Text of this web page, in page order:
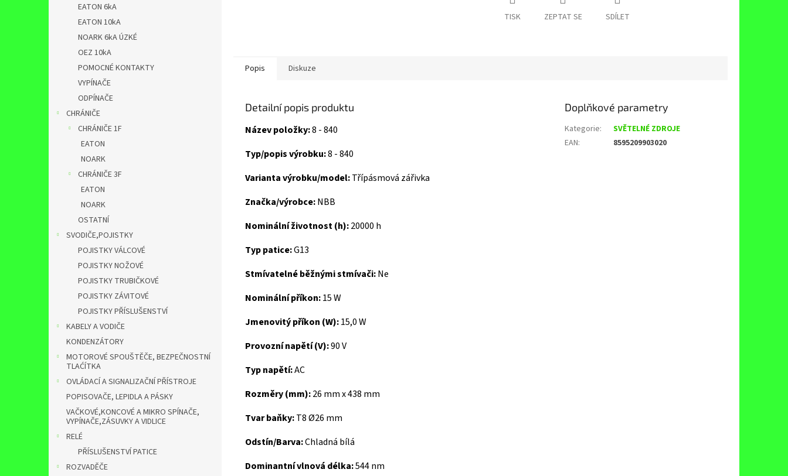
EATON 6kA
EATON 10kA
NOARK 6kA ÚZKÉ
OEZ 10kA
POMOCNÉ KONTAKTY
VYPÍNAČE
ODPÍNAČE
CHRÁNIČE
CHRÁNIČE 1F
EATON
NOARK
CHRÁNIČE 3F
EATON
NOARK
OSTATNÍ
SVODIČE,POJISTKY
POJISTKY VÁLCOVÉ
POJISTKY NOŽOVÉ
POJISTKY TRUBIČKOVÉ
POJISTKY ZÁVITOVÉ
POJISTKY PŘÍSLUŠENSTVÍ
KABELY A VODIČE
KONDENZÁTORY
MOTOROVÉ SPOUŠTĚČE, BEZPEČNOSTNÍ
TLAĆÍTKA
OVLÁDACÍ A SIGNALIZAČNÍ PŘÍSTROJE
POPISOVAČE, LEPIDLA A PÁSKY
VAČKOVÉ,KONCOVÉ A MIKRO SPÍNAČE,
VYPÍNAČE,ZÁSUVKY A VIDLICE
RELÉ
PŘÍSLUŠENSTVÍ PATICE
ROZVADĚČE
TISK ZEPTAT SE SDÍLET
Popis Diskuze
Detailní popis produktu
Název položky:8 - 840
Typ/popis výrobku:8 - 840
Varianta výrobku/model:Třípásmová zářivka
Značka/výrobce:NBB
Nominální životnost (h):20000 h
Typ patice:G13
Stmívatelné běžnými stmívači:Ne
Nominální příkon:15 W
Jmenovitý příkon (W):15,0 W
Provozní napětí (V):90 V
Typ napětí:AC
Rozměry (mm):26 mm x 438 mm
Tvar baňky:T8 Ø26 mm
Odstín/Barva:Chladná bílá
Dominantní vlnová délka:544 nm
Doplňkové parametry
Kategorie:
SVĚTELNÉ ZDROJE
EAN: 8595209903020